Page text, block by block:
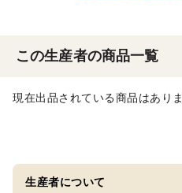
この生産者の商品一覧
現在出品されている商品はありま
生産者について